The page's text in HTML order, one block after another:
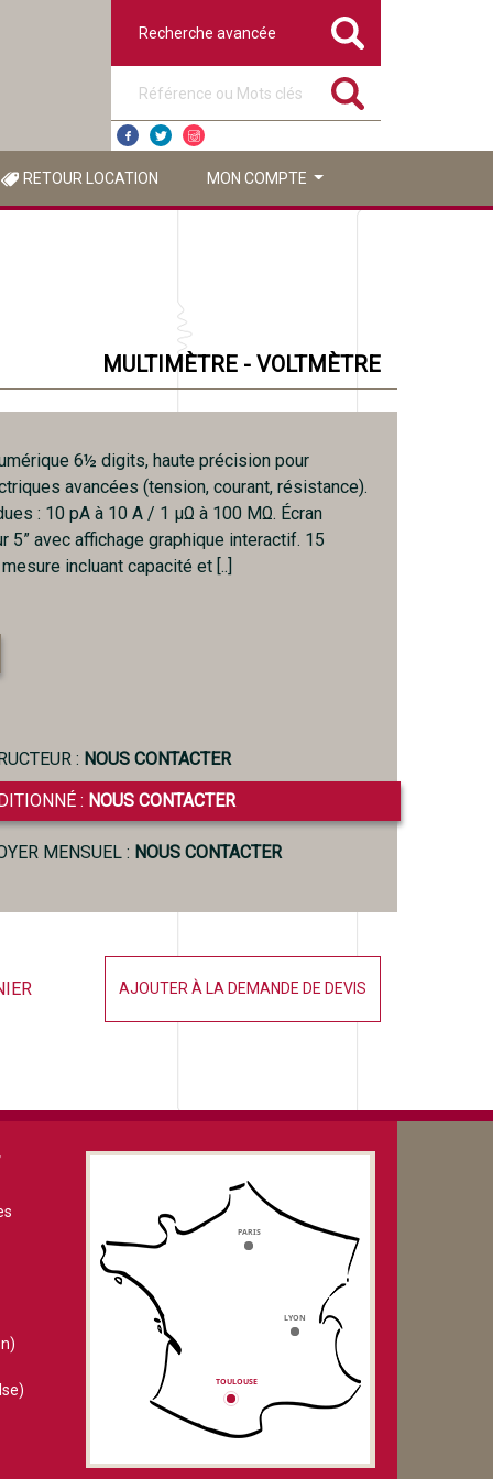
Recherche avancée
RETOUR LOCATION MON COMPTE
MULTIMÈTRE - VOLTMÈTRE
6½ digits, haute précision pour
avancées (tension, courant, résistance).
: 10 pA à 10 A / 1 µΩ à 100 MΩ. Écran
5” avec affichage graphique interactif. 15
incluant capacité et [..]
: NOUS CONTACTER
: NOUS CONTACTER
MENSUEL : NOUS CONTACTER
AJOUTER À LA DEMANDE DE DEVIS